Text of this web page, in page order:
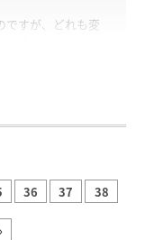
ですが、どれも変
ます。
が抑えられるよ
36 37 38